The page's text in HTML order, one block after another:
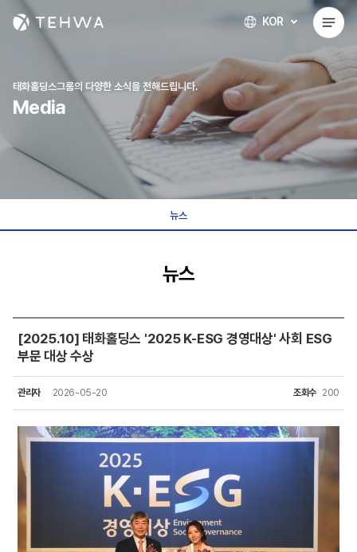
KOR
태화홀딩스그룹의 다양한 소식을 전해드립니다.
Media
뉴스
뉴스
[2025.10] 태화홀딩스 '2025 K-ESG 경영대상' 사회 ESG
부문 대상 수상
관리자 2026-05-20 조회수 200